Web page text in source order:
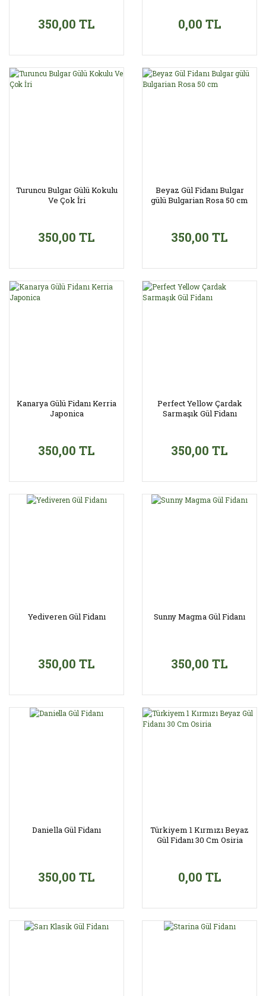
350,00 TL 0,00 TL
Turuncu Bulgar Gülü Kokulu
Ve Çok İri
350,00 TL
Beyaz Gül Fidanı Bulgar
gülü Bulgarian Rosa 50 cm
350,00 TL
Kanarya Gülü Fidanı Kerria
Japonica
350,00 TL
Perfect Yellow Çardak
Sarmaşık Gül Fidanı
350,00 TL
Yediveren Gül Fidanı
350,00 TL
Sunny Magma Gül Fidanı
350,00 TL
Daniella Gül Fidanı
350,00 TL
Türkiyem 1 Kırmızı Beyaz
Gül Fidanı 30 Cm Osiria
0,00 TL